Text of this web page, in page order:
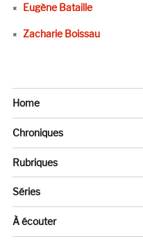
Eugène Bataille
Zacharie Boissau
Home
Chroniques
Rubriques
Séries
À écouter